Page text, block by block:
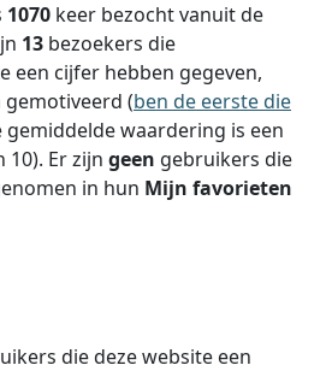
1070 keer bezocht vanuit de
13 bezoekers die
een cijfer hebben gegeven,
(ben de eerste die
gemiddelde waardering is een
10). Er zijn geen gebruikers die
in hun Mijn favorieten
die deze website een